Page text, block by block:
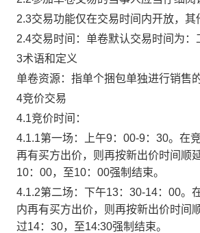
2.3交易功能仅在交易时间内开放，
2.4交易时间：单卷默认交易时间为
3术语和定义
单卷资源：指单个捆包单独进行销售
4竞价交易
4.1竞价时间：
4.1.1第一场：上午9：00-9：30。在
再有买方出价，则再按新出价时间顺
10：00，至10：00强制结束。
4.1.2第二场：下午13：30-14：00。
内再有买方出价，则再按新出价时间
过14：30，至14:30强制结束。